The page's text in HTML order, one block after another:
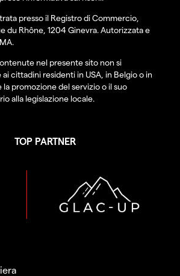
presso il Registro di Commercio,
du Rhône, 1204 Ginevra. Autorizzata e
nel presente sito non si
cittadini residenti in USA, in Belgio o in
la promozione del servizio o il suo
alla legislazione locale.
TOP PARTNER